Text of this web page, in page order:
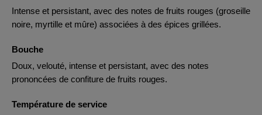
Intense et persistant, avec des notes de fruits rouges (groseille
noire, myrtille et mûre) associées à des épices grillées.
Bouche
Doux, velouté, intense et persistant, avec des notes
prononcées de confiture de fruits rouges.
Température de service